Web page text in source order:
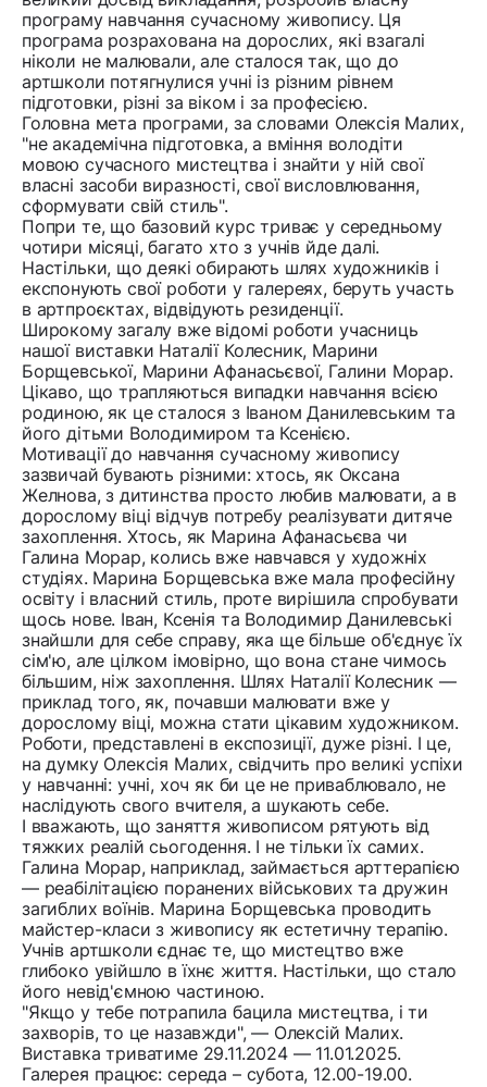
програму навчання сучасному живопису. Ця
програма розрахована на дорослих, які взагалі
ніколи не малювали, але сталося так, що до
артшколи потягнулися учні із різним рівнем
підготовки, різні за віком і за професією.
Головна мета програми, за словами Олексія Малих,
"не академічна підготовка, а вміння володіти
мовою сучасного мистецтва і знайти у ній свої
власні засоби виразності, свої висловлювання,
сформувати свій стиль".
Попри те, що базовий курс триває у середньому
чотири місяці, багато хто з учнів йде далі.
Настільки, що деякі обирають шлях художників і
експонують свої роботи у галереях, беруть участь
в артпроєктах, відвідують резиденції.
Широкому загалу вже відомі роботи учасниць
нашої виставки Наталії Колесник, Марини
Борщевської, Марини Афанасьєвої, Галини Морар.
Цікаво, що трапляються випадки навчання всією
родиною, як це сталося з Іваном Данилевським та
його дітьми Володимиром та Ксенією.
Мотивації до навчання сучасному живопису
зазвичай бувають різними: хтось, як Оксана
Желнова, з дитинства просто любив малювати, а в
дорослому віці відчув потребу реалізувати дитяче
захоплення. Хтось, як Марина Афанасьєва чи
Галина Морар, колись вже навчався у художніх
студіях. Марина Борщевська вже мала професійну
освіту і власний стиль, проте вирішила спробувати
щось нове. Іван, Ксенія та Володимир Данилевські
знайшли для себе справу, яка ще більше об'єднує їх
сім'ю, але цілком імовірно, що вона стане чимось
більшим, ніж захоплення. Шлях Наталії Колесник —
приклад того, як, почавши малювати вже у
дорослому віці, можна стати цікавим художником.
Роботи, представлені в експозиції, дуже різні. І це,
на думку Олексія Малих, свідчить про великі успіхи
у навчанні: учні, хоч як би це не приваблювало, не
наслідують свого вчителя, а шукають себе.
І вважають, що заняття живописом рятують від
тяжких реалій сьогодення. І не тільки їх самих.
Галина Морар, наприклад, займається арттерапією
— реабілітацією поранених військових та дружин
загиблих воїнів. Марина Борщевська проводить
майстер-класи з живопису як естетичну терапію.
Учнів артшколи єднає те, що мистецтво вже
глибоко увійшло в їхнє життя. Настільки, що стало
його невід'ємною частиною.
"Якщо у тебе потрапила бацила мистецтва, і ти
захворів, то це назавжди", — Олексій Малих.
Виставка триватиме 29.11.2024 — 11.01.2025.
Галерея працює: середа – субота, 12.00-19.00.